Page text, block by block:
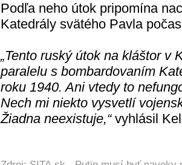
Podľa neho útok pripomína
Katedrály svätého Pavla
„Tento ruský útok na kláštor v
paralelu s bombardovaním
roku 1940. Ani vtedy to
Nech mi niekto vysvetlí
Žiadna neexistuje,“vyhlásil